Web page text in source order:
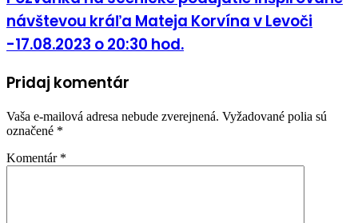
návštevou kráľa Mateja Korvína v Levoči
-17.08.2023 o 20:30 hod.
Pridaj komentár
Vaša e-mailová adresa nebude zverejnená. Vyžadované polia sú
označené *
Komentár *